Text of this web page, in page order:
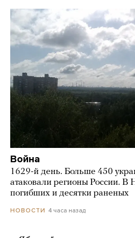
Война
1629-й день. Больше 450
атаковали регионы России. В
погибших и десятки раненых
НОВОСТИ 4 часа назад